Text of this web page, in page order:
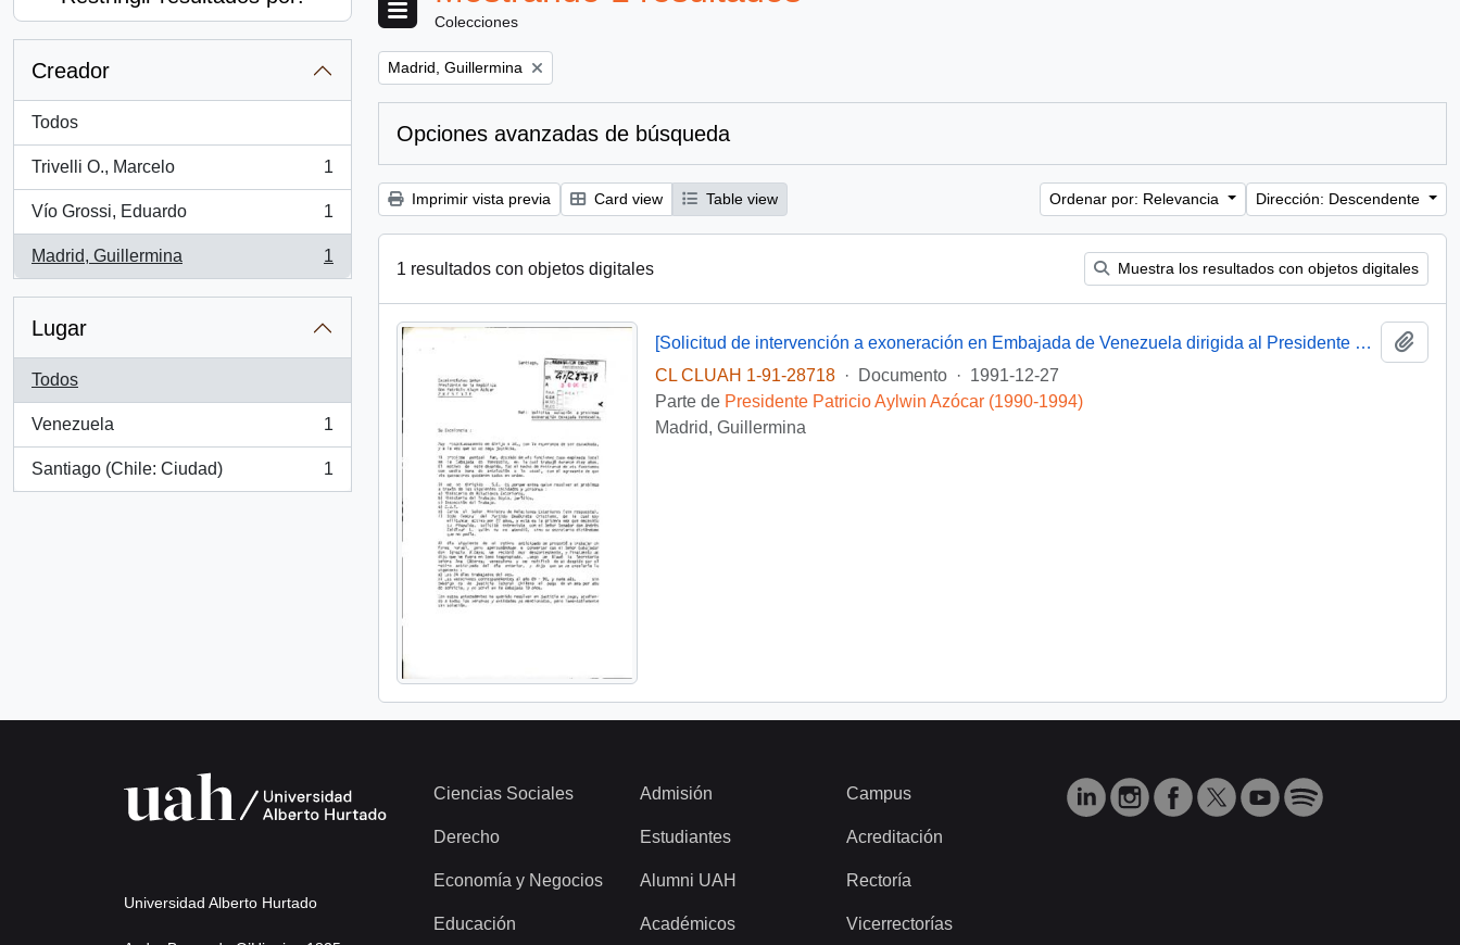
Creador
Todos
Trivelli O., Marcelo
, 1 resultados
1
Vío Grossi, Eduardo
, 1 resultados
1
Madrid, Guillermina
, 1 resultados
1
Lugar
Todos
Venezuela
, 1 resultados
1
Santiago (Chile: Ciudad)
, 1 resultados
1
Colecciones
Remove filter:
Madrid, Guillermina
Opciones avanzadas de búsqueda
Imprimir vista previa Card view Table view Ordenar por: Relevancia Dirección: Descendente
1 resultados con objetos digitales Muestra los resultados con objetos digitales
[Solicitud de intervención a exoneración en Embajada de Venezuela dirigida al Presidente Patricio Aylwin]
CL CLUAH 1-91-28718
· Documento · 1991-12-27
Parte de Presidente Patricio Aylwin Azócar (1990-1994)
Madrid, Guillermina
Universidad Alberto Hurtado
Ciencias Sociales
Derecho
Economía y Negocios
Educación
Admisión
Estudiantes
Alumni UAH
Académicos
Campus
Acreditación
Rectoría
Vicerrectorías